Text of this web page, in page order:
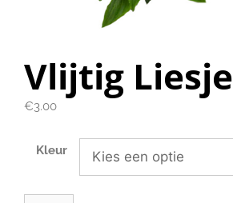
Vlijtig Liesje
€3.00
Kleur